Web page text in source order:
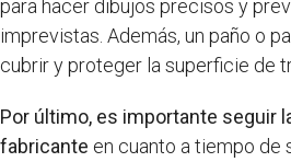
para hacer dibujos precisos y
imprevistas. Además, un paño o
cubrir y proteger la superficie de
Por último, es importante seguir
fabricante en cuanto a tiempo de